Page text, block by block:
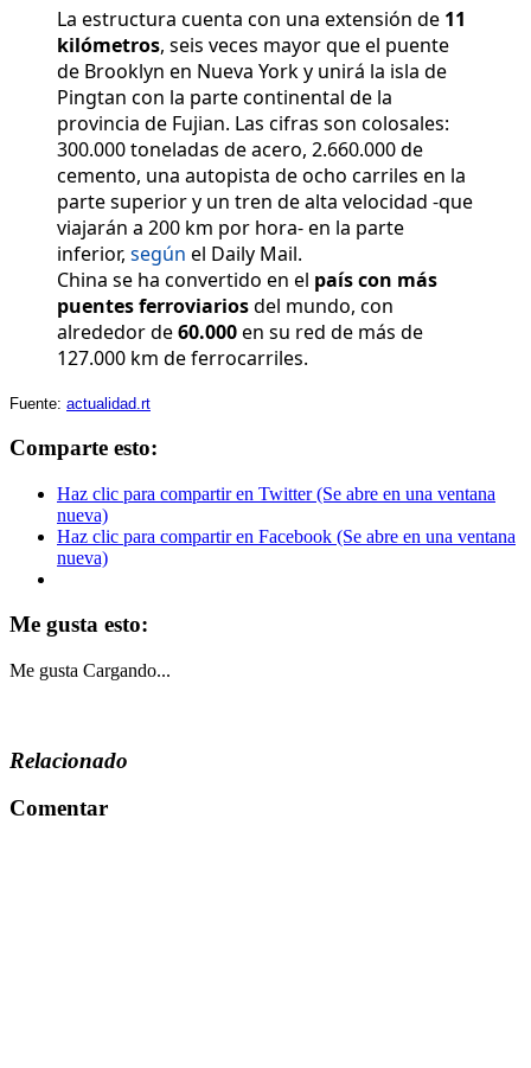
La estructura cuenta con una extensión de 11
kilómetros, seis veces mayor que el puente
de Brooklyn en Nueva York y unirá la isla de
Pingtan con la parte continental de la
provincia de Fujian. Las cifras son colosales:
300.000 toneladas de acero, 2.660.000 de
cemento, una autopista de ocho carriles en la
parte superior y un tren de alta velocidad -que
viajarán a 200 km por hora- en la parte
inferior, según el Daily Mail.
China se ha convertido en el país con más
puentes ferroviariosdel mundo, con
alrededor de60.000en su red de más de
127.000 km de ferrocarriles.
Fuente: actualidad.rt
Comparte esto:
Haz clic para compartir en Twitter (Se abre en una ventana
nueva)
Haz clic para compartir en Facebook (Se abre en una ventana
nueva)
Me gusta esto:
Me gusta Cargando...
Relacionado
Comentar